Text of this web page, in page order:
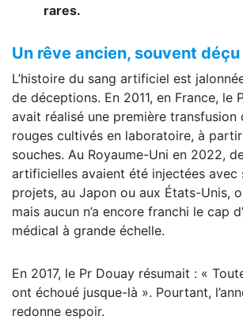
rares.
Un rêve ancien, souvent déçu
L’histoire du sang artificiel est
de déceptions. En 2011, en France, le
avait réalisé une première transfusion
rouges cultivés en laboratoire, à
souches. Au Royaume-Uni en 2022,
artificielles avaient été injectées avec
projets, au Japon ou aux États-Unis,
mais aucun n’a encore franchi le cap
médical à grande échelle.
En 2017, le Pr Douay résumait : «
ont échoué jusque-là ». Pourtant,
redonne espoir.